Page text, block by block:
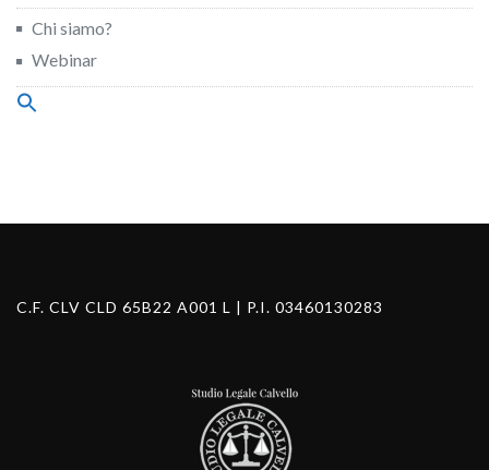
Chi siamo?
Webinar
Search
C.F. CLV CLD 65B22 A001 L | P.I. 03460130283